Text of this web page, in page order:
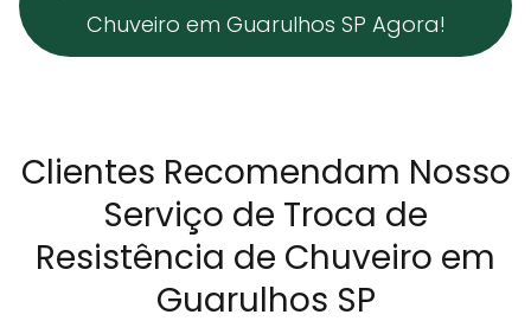
Chuveiro em Guarulhos SP Agora!
Clientes Recomendam Nosso
Serviço de Troca de
Resistência de Chuveiro em
Guarulhos SP